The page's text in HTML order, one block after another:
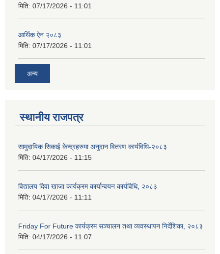
मिति: 07/17/2026 - 11:01
आर्थिक ऐन २०८३
मिति: 07/17/2026 - 11:01
अन्य
स्थानीय राजपत्र
सामुदायिक सिकाई केन्द्रहरुमा अनुदान वितरण कार्यविधि-२०८३
मिति: 04/17/2026 - 11:15
विद्यालय दिवा खाजा कार्यक्रम कार्यान्वयन कार्यविधि, २०८३
मिति: 04/17/2026 - 11:11
Friday For Future कार्यक्रम सञ्चालन तथा व्यवस्थापन निर्देशिका, २०८३
मिति: 04/17/2026 - 11:07